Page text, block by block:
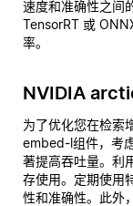
速度和准确性之间
TensorRT 或
率。
NVIDIA
为了优化您在检索
embed-l组件，考
著提高吞吐量。利
存使用。定期使用
性和准确性。此外